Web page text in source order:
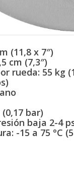
(11,8 x 7″)
cm (7,3″)
rueda: 55 kg
bar)
baja 2-4
-15 a 75 °C (5